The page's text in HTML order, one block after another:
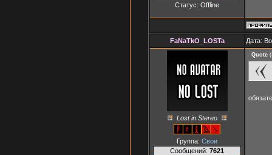
Статус: Offline
FaNaTkO_LOSTa Дата:
Lost in Stereo
Группа: Свои
Сообщений: 7621
Quote (